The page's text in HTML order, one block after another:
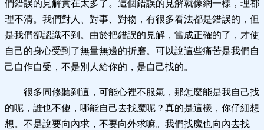
們錯誤的見解實在太多了。這個錯誤的見解就像網一樣，理都
理不清。我們對人、對事、對物，有很多看法都是錯誤的，但
是我們卻認識不到。由於把錯誤的見解，當成正確的了，才使
自己的身心受到了無量無邊的折磨。可以說這些痛苦是我們自
己自作自受，不是別人給你的，是自己找的。
很多同修聽到這，可能心裡不服氣，那怎麼能是我自己找
的呢，誰也不傻，哪能自己去找魔呢？真的是這樣，你仔細想
想。不是說要向內求，不要向外求嘛。我們找魔也向內去找